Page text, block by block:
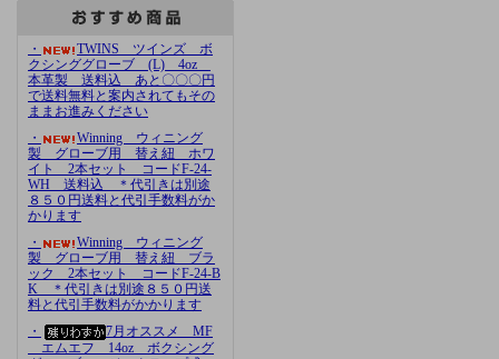
・
TWINS ツインズ ボ
クシンググローブ (L) 4oz
本革製 送料込 あと〇〇〇円
で送料無料と案内されてもその
ままお進みください
・
Winning ウィニング
製 グローブ用 替え紐 ホワ
イト 2本セット コードF-24-
WH 送料込 ＊代引きは別途
８５０円送料と代引手数料がか
かります
・
Winning ウィニング
製 グローブ用 替え紐 ブラ
ック 2本セット コードF-24-B
K ＊代引きは別途８５０円送
料と代引手数料がかかります
・
7月オススメ MF
エムエフ 14oz ボクシング